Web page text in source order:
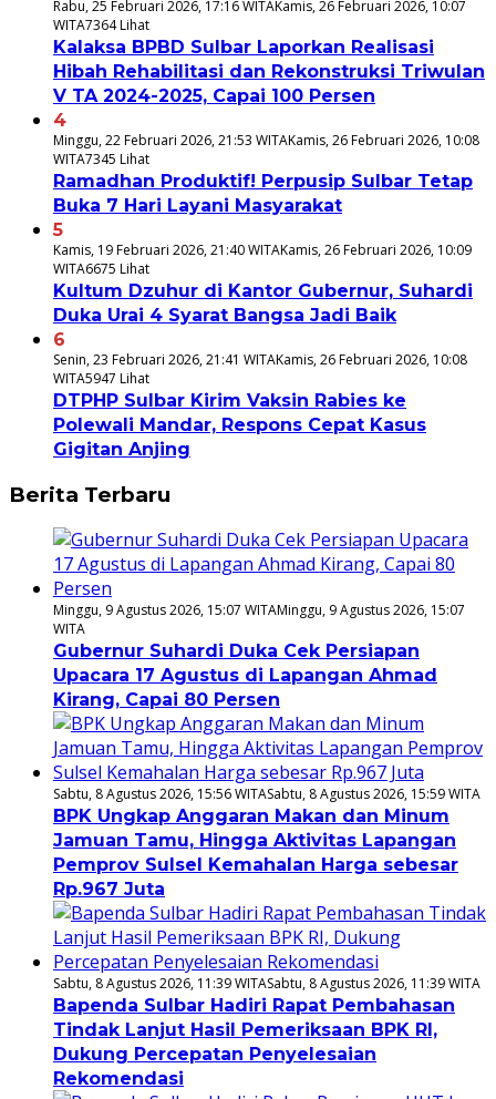
Rabu, 25 Februari 2026, 17:16 WITAKamis, 26 Februari 2026, 10:07
WITA7364 Lihat
Kalaksa BPBD Sulbar Laporkan Realisasi
Hibah Rehabilitasi dan Rekonstruksi Triwulan
V TA 2024-2025, Capai 100 Persen
4
Minggu, 22 Februari 2026, 21:53 WITAKamis, 26 Februari 2026, 10:08
WITA7345 Lihat
Ramadhan Produktif! Perpusip Sulbar Tetap
Buka 7 Hari Layani Masyarakat
5
Kamis, 19 Februari 2026, 21:40 WITAKamis, 26 Februari 2026, 10:09
WITA6675 Lihat
Kultum Dzuhur di Kantor Gubernur, Suhardi
Duka Urai 4 Syarat Bangsa Jadi Baik
6
Senin, 23 Februari 2026, 21:41 WITAKamis, 26 Februari 2026, 10:08
WITA5947 Lihat
DTPHP Sulbar Kirim Vaksin Rabies ke
Polewali Mandar, Respons Cepat Kasus
Gigitan Anjing
Berita Terbaru
Minggu, 9 Agustus 2026, 15:07 WITAMinggu, 9 Agustus 2026, 15:07
WITA
Gubernur Suhardi Duka Cek Persiapan
Upacara 17 Agustus di Lapangan Ahmad
Kirang, Capai 80 Persen
Sabtu, 8 Agustus 2026, 15:56 WITASabtu, 8 Agustus 2026, 15:59 WITA
BPK Ungkap Anggaran Makan dan Minum
Jamuan Tamu, Hingga Aktivitas Lapangan
Pemprov Sulsel Kemahalan Harga sebesar
Rp.967 Juta
Sabtu, 8 Agustus 2026, 11:39 WITASabtu, 8 Agustus 2026, 11:39 WITA
Bapenda Sulbar Hadiri Rapat Pembahasan
Tindak Lanjut Hasil Pemeriksaan BPK RI,
Dukung Percepatan Penyelesaian
Rekomendasi